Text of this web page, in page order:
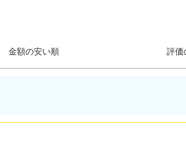
金額の安い順 評価